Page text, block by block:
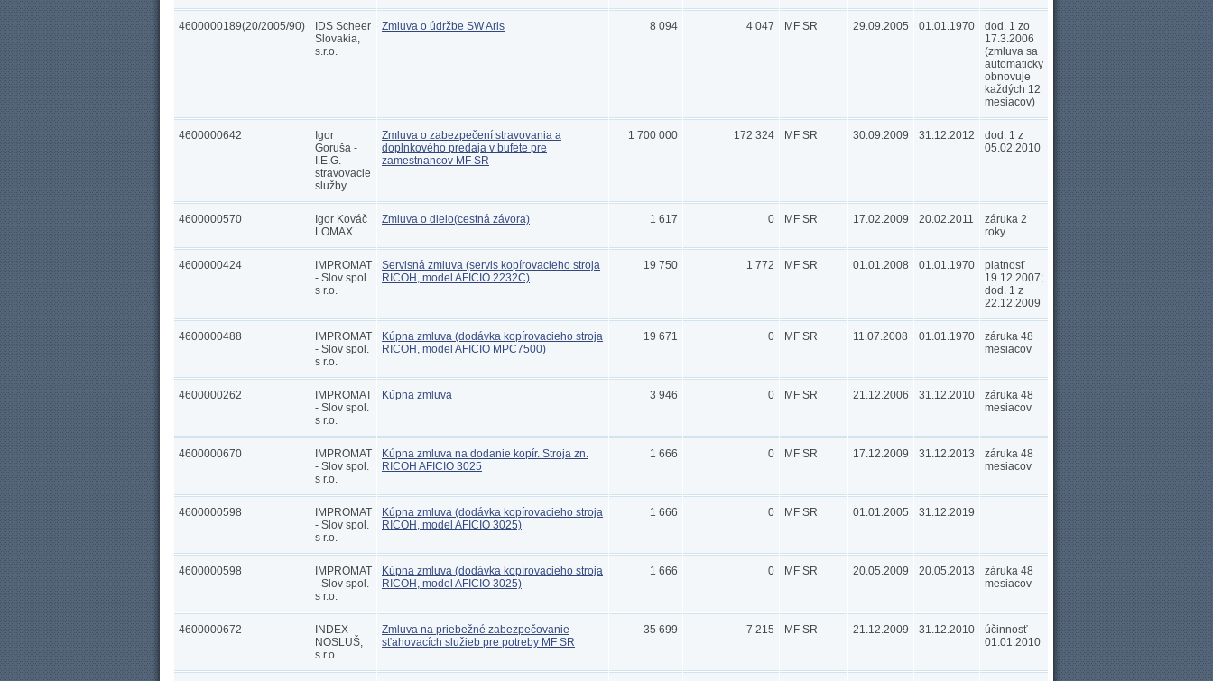
4600000189(20/2005/90)
IDS Scheer
Slovakia,
s.r.o.
Zmluva o údržbe SW Aris 8 094 4 047 MF SR 29.09.2005 01.01.1970
dod. 1 zo
17.3.2006
(zmluva sa
automaticky
obnovuje
každých 12
mesiacov)
4600000642
Igor
Goruša -
I.E.G.
stravovacie
služby
Zmluva o zabezpečení stravovania a
doplnkového predaja v bufete pre
zamestnancov MF SR
1 700 000 172 324 MF SR 30.09.2009 31.12.2012
dod. 1 z
05.02.2010
4600000570
Igor Kováč
LOMAX
Zmluva o dielo(cestná závora) 1 617 0 MF SR 17.02.2009 20.02.2011
záruka 2
roky
4600000424
IMPROMAT
- Slov spol.
s r.o.
Servisná zmluva (servis kopírovacieho stroja
RICOH, model AFICIO 2232C)
19 750 1 772 MF SR 01.01.2008 01.01.1970
platnosť
19.12.2007;
dod. 1 z
22.12.2009
4600000488
IMPROMAT
- Slov spol.
s r.o.
Kúpna zmluva (dodávka kopírovacieho stroja
RICOH, model AFICIO MPC7500)
19 671 0 MF SR 11.07.2008 01.01.1970
záruka 48
mesiacov
4600000262
IMPROMAT
- Slov spol.
s r.o.
Kúpna zmluva 3 946 0 MF SR 21.12.2006 31.12.2010
záruka 48
mesiacov
4600000670
IMPROMAT
- Slov spol.
s r.o.
Kúpna zmluva na dodanie kopír. Stroja zn.
RICOH AFICIO 3025
1 666 0 MF SR 17.12.2009 31.12.2013
záruka 48
mesiacov
4600000598
IMPROMAT
- Slov spol.
s r.o.
Kúpna zmluva (dodávka kopírovacieho stroja
RICOH, model AFICIO 3025)
1 666 0 MF SR 01.01.2005 31.12.2019
4600000598
IMPROMAT
- Slov spol.
s r.o.
Kúpna zmluva (dodávka kopírovacieho stroja
RICOH, model AFICIO 3025)
1 666 0 MF SR 20.05.2009 20.05.2013
záruka 48
mesiacov
4600000672
INDEX
NOSLUŠ,
s.r.o.
Zmluva na priebežné zabezpečovanie
sťahovacích služieb pre potreby MF SR
35 699 7 215 MF SR 21.12.2009 31.12.2010
účinnosť
01.01.2010